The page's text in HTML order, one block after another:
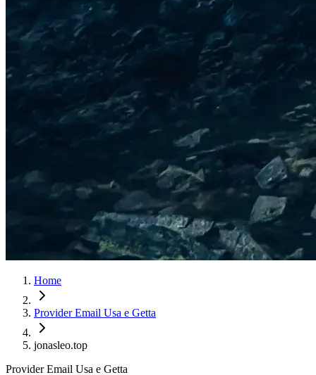
Home
Provider Email Usa e Getta
jonasleo.top
Provider Email Usa e Getta